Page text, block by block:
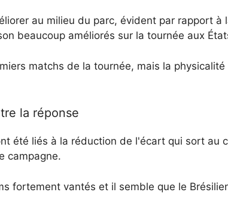
au milieu du parc, évident par rapport à
beaucoup améliorés sur la tournée aux
matchs de la tournée, mais la
la réponse
été liés à la réduction de l'écart qui sort au
campagne.
fortement vantés et il semble que le